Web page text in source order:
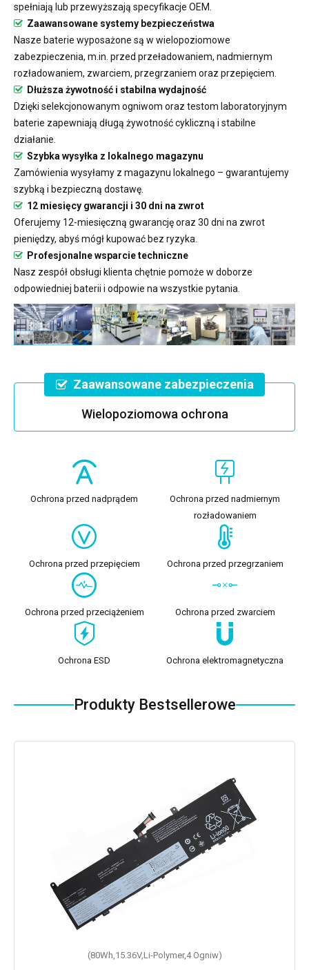
spełniają lub przewyższają specyfikacje OEM.
Zaawansowane systemy bezpieczeństwa
Nasze baterie wyposażone są w wielopoziomowe
zabezpieczenia, m.in. przed przeładowaniem, nadmiernym
rozładowaniem, zwarciem, przegrzaniem oraz przepięciem.
Dłuższa żywotność i stabilna wydajność
Dzięki selekcjonowanym ogniwom oraz testom laboratoryjnym
baterie zapewniają długą żywotność cykliczną i stabilne
działanie.
Szybka wysyłka z lokalnego magazynu
Zamówienia wysyłamy z magazynu lokalnego – gwarantujemy
szybką i bezpieczną dostawę.
12 miesięcy gwarancji i 30 dni na zwrot
Oferujemy 12-miesięczną gwarancję oraz 30 dni na zwrot
pieniędzy, abyś mógł kupować bez ryzyka.
Profesjonalne wsparcie techniczne
Nasz zespół obsługi klienta chętnie pomoże w doborze
odpowiedniej baterii i odpowie na wszystkie pytania.
Zaawansowane zabezpieczenia
Wielopoziomowa ochrona
Ochrona przed nadprądem
Ochrona przed nadmiernym
rozładowaniem
Ochrona przed przepięciem Ochrona przed przegrzaniem
Ochrona przed przeciążeniem Ochrona przed zwarciem
Ochrona ESD Ochrona elektromagnetyczna
Produkty Bestsellerowe
(80Wh,15.36V,Li-Polymer,4 Ogniw)